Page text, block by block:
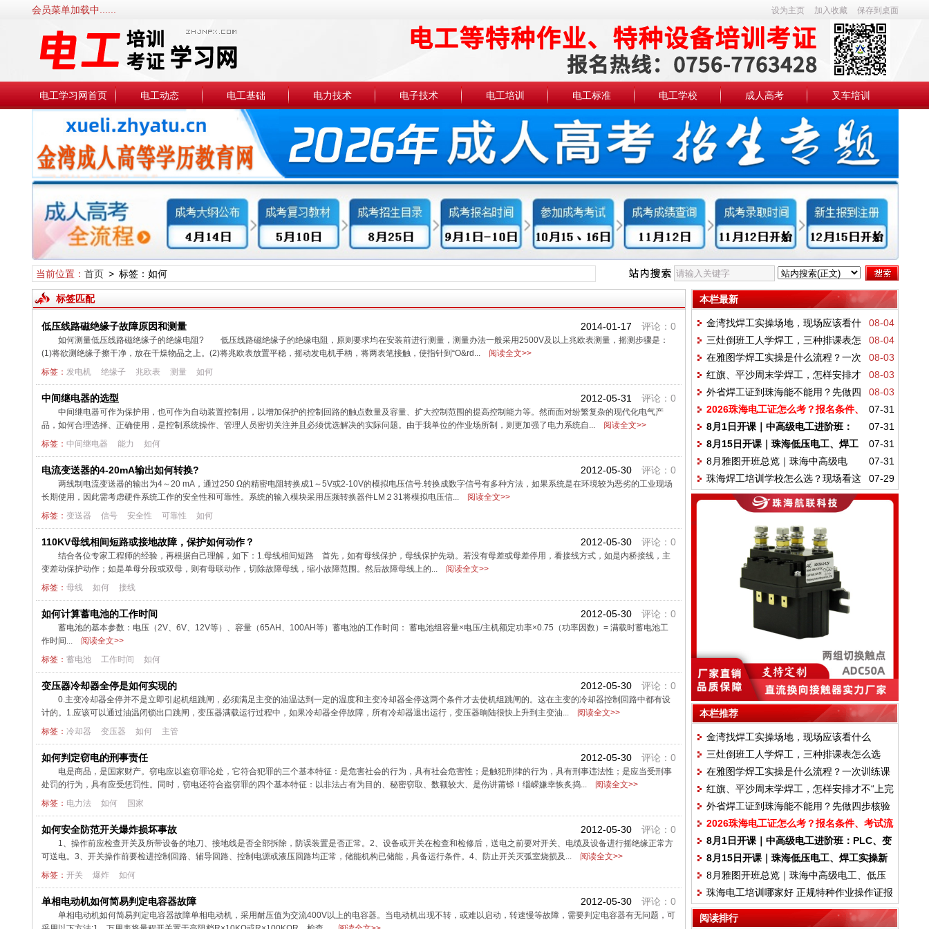
会员菜单加载中...... 设为主页 加入收藏 保存到桌面
电工学习网首页 电工动态 电工基础 电力技术 电子技术 电工培训 电工标准 电工学校 成人高考 叉车培训
当前位置： 首页> 标签：如何
标签匹配
2014-01-17 评论：0
低压线路磁绝缘子故障原因和测量
如何测量低压线路磁绝缘子的绝缘电阻? 低压线路磁绝缘子的绝缘电阻，原则要求均在安装前进行测量，测量办法一般采用2500V及以上兆欧表测量，摇测步骤是：
(1)将欲测绝缘子擦干净，放在干燥物品之上。(2)将兆欧表放置平稳，摇动发电机手柄，将两表笔接触，使指针到“O&rd...
阅读全文>>
标签： 发电机 绝缘子 兆欧表 测量 如何
2012-05-31评论：0
中间继电器的选型
中间继电器可作为保护用，也可作为自动装置控制用，以增加保护的控制回路的触点数量及容量、扩大控制范围的提高控制能力等。然而面对纷繁复杂的现代化电气产
品，如何合理选择、正确使用，是控制系统操作、管理人员密切关注并且必须优选解决的实际问题。由于我单位的作业场所制，则更加强了电力系统自...
阅读全文>>
标签： 中间继电器 能力 如何
2012-05-30评论：0
电流变送器的4-20mA输出如何转换?
两线制电流变送器的输出为4～20 mA，通过250 Ω的精密电阻转换成1～5V或2-10V的模拟电压信号.转换成数字信号有多种方法，如果系统是在环境较为恶劣的工业现场
长期使用，因此需考虑硬件系统工作的安全性和可靠性。系统的输入模块采用压频转换器件LM２31将模拟电压信...
阅读全文>>
标签： 变送器 信号 安全性 可靠性 如何
2012-05-30评论：0
110KV母线相间短路或接地故障，保护如何动作？
结合各位专家工程师的经验，再根据自己理解，如下：1.母线相间短路 首先，如有母线保护，母线保护先动。若没有母差或母差停用，看接线方式，如是内桥接线，主
变差动保护动作；如是单母分段或双母，则有母联动作，切除故障母线，缩小故障范围。然后故障母线上的...
阅读全文>>
标签： 母线 如何 接线
2012-05-30评论：0
如何计算蓄电池的工作时间
蓄电池的基本参数：电压（2V、6V、12V等）、容量（65AH、100AH等）蓄电池的工作时间： 蓄电池组容量×电压/主机额定功率×0.75（功率因数）= 满载时蓄电池工
作时间...
阅读全文>>
标签： 蓄电池 工作时间 如何
2012-05-30评论：0
变压器冷却器全停是如何实现的
0.主变冷却器全停并不是立即引起机组跳闸，必须满足主变的油温达到一定的温度和主变冷却器全停这两个条件才去使机组跳闸的。这在主变的冷却器控制回路中都有设
计的。1.应该可以通过油温闭锁出口跳闸，变压器满载运行过程中，如果冷却器全停故障，所有冷却器退出运行，变压器晌陆很快上升到主变油...
阅读全文>>
标签： 冷却器 变压器 如何 主管
2012-05-30评论：0
如何判定窃电的刑事责任
电是商品，是国家财产。窃电应以盗窃罪论处，它符合犯罪的三个基本特征：是危害社会的行为，具有社会危害性；是触犯刑律的行为，具有刑事违法性；是应当受刑事
处罚的行为，具有应受惩罚性。同时，窃电还符合盗窃罪的四个基本特征：以非法占有为目的、秘密窃取、数额较大、是伤讲莆铩Ｉ缁嵘嫌幸恢炙捣...
阅读全文>>
标签： 电力法 如何 国家
2012-05-30评论：0
如何安全防范开关爆炸损坏事故
1、操作前应检查开关及所带设备的地刀、接地线是否全部拆除，防误装置是否正常。2、设备或开关在检查和检修后，送电之前要对开关、电缆及设备进行摇绝缘正常方
可送电。3、开关操作前要检进控制回路、辅导回路、控制电源或液压回路均正常，储能机构已储能，具备运行条件。4、防止开关灭弧室烧损及...
阅读全文>>
标签： 开关 爆炸 如何
2012-05-30评论：0
单相电动机如何简易判定电容器故障
单相电动机如何简易判定电容器故障单相电动机，采用耐压值为交流400V以上的电容器。当电动机出现不转，或难以启动，转速慢等故障，需要判定电容器有无问题，可
本栏最新
08-04
金湾找焊工实操场地，现场应该看什
么
08-04
三灶倒班工人学焊工，三种排课表怎
么选
08-03
在雅图学焊工实操是什么流程？一次
训练课拆解
08-03
红旗、平沙周末学焊工，怎样安排才
不“上完课就忘”
08-03
外省焊工证到珠海能不能用？先做四
步核验
07-31
2026珠海电工证怎么考？报名条件、
考试流程和6年换证说明
07-31
8月1日开课｜中高级电工进阶班：
PLC、变频器、步进电机与设备排故系统训
练
07-31
8月15日开课｜珠海低压电工、焊工
实操新班，零基础也能系统学
07-31
8月雅图开班总览｜珠海中高级电
工、低压电工、焊工集中开课，叉车四大训
练场常年招生
07-29
珠海焊工培训学校怎么选？现场看这
8点
本栏推荐
金湾找焊工实操场地，现场应该看什么
三灶倒班工人学焊工，三种排课表怎么选
在雅图学焊工实操是什么流程？一次训练课
拆解
红旗、平沙周末学焊工，怎样安排才不“上完
课就忘”
外省焊工证到珠海能不能用？先做四步核验
2026珠海电工证怎么考？报名条件、考试流
程和6年换证说明
8月1日开课｜中高级电工进阶班：PLC、变
频器、步进电机与设备排故系统训练
8月15日开课｜珠海低压电工、焊工实操新
班，零基础也能系统学
8月雅图开班总览｜珠海中高级电工、低压
电工、焊工集中开课，叉车四大训练场常年
招生
珠海电工培训哪家好 正规特种作业操作证报
名点推荐
阅读排行